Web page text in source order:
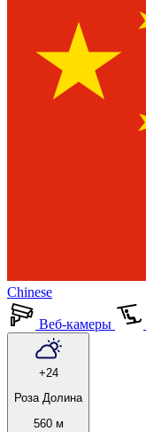
Chinese
Веб-камеры
+24
Роза Долина
560 м